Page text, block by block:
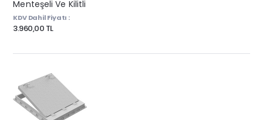
Menteşeli Ve Kilitli
KDV Dahil Fiyatı :
3.960,00 TL